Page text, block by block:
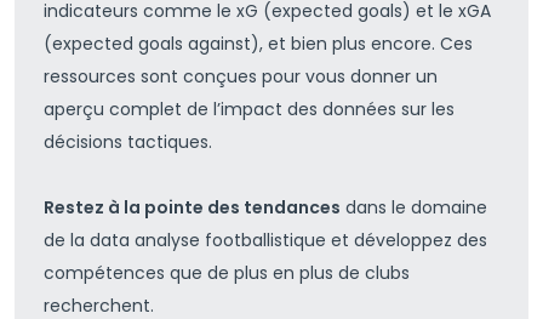
indicateurs comme le xG (expected goals) et le xGA
(expected goals against), et bien plus encore. Ces
ressources sont conçues pour vous donner un
aperçu complet de l’impact des données sur les
décisions tactiques.
Restez à la pointe des tendances dans le domaine
de la data analyse footballistique et développez des
compétences que de plus en plus de clubs
recherchent.